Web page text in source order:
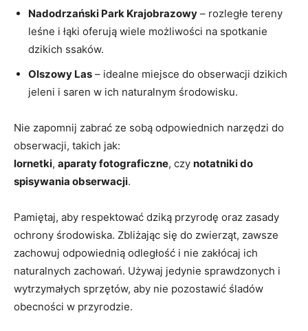
Nadodrzański Park Krajobrazowy – rozległe​ tereny‌
leśne i łąki​ oferują wiele możliwości na⁤ spotkanie
dzikich ⁢ssaków.
Olszowy Las – idealne miejsce do⁣ obserwacji dzikich
jeleni i saren​ w ich naturalnym środowisku.
Nie zapomnij⁤ zabrać ⁢ze sobą odpowiednich ‍narzędzi do
obserwacji,‌ takich ⁢jak:
lornetki,​ aparaty fotograficzne, ‌czy notatniki do
spisywania​ obserwacji.
Pamiętaj, aby respektować dziką przyrodę oraz zasady
ochrony środowiska. Zbliżając się do zwierząt, zawsze
zachowuj‌ odpowiednią odległość i ‌nie zakłócaj⁤ ich
⁣naturalnych ‍zachowań.⁤ Używaj jedynie‌ sprawdzonych i⁤
wytrzymałych sprzętów, aby⁣ nie⁤ pozostawić śladów
obecności w przyrodzie.